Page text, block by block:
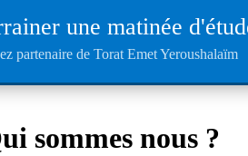
une matinée
partenaire de Torat Emet Yeroushalaïm
sommes nous ?